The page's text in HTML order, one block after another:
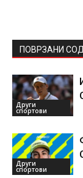
ПОВРЗАНИ
Други
спортови
Други
спортови